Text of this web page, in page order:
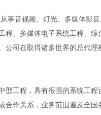
事音视频、灯光、多媒体影
、多媒体电子系统工程、
司在取得诸多世界的总代
工程，具有很强的系统工程
作关系，业务范围遍及全国